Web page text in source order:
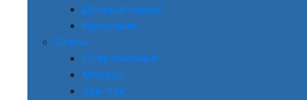
Декоративные
Красивые
Стиль
Современные
Модерн
Хай-тек